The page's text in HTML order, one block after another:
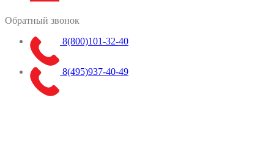
Обратный звонок
8(800)101-32-40
8(495)937-40-49